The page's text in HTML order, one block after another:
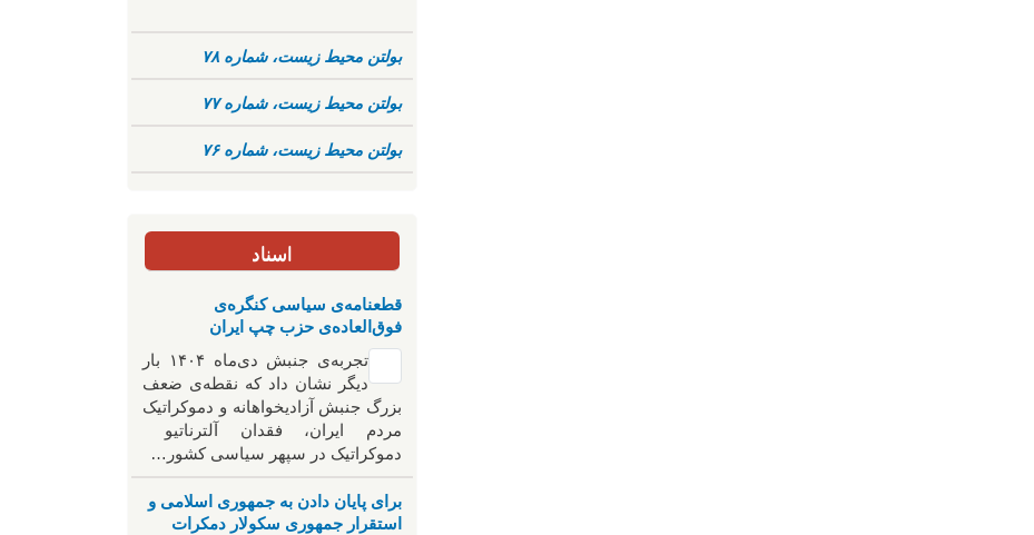
بولتن محیط زیست، شماره ۷۸
بولتن محیط زیست، شماره ۷۷
بولتن محیط زیست، شماره ۷۶
اسناد
قطعنامه‌ی سیاسی کنگره‌ی
فوق‌العاده‌ی حزب چپ ایران
تجربه‌ی جنبش دی‌ماه ۱۴۰۴ بار
دیگر نشان داد که نقطه‌ی ضعف
بزرگ جنبش آزادیخواهانه و دموکراتیک
مردم ایران، فقدان آلترناتیو
دموکراتیک در سپهر سیاسی کشور…
برای پایان دادن به جمهوری اسلامی و
استقرار جمهوری سکولار دمکرات